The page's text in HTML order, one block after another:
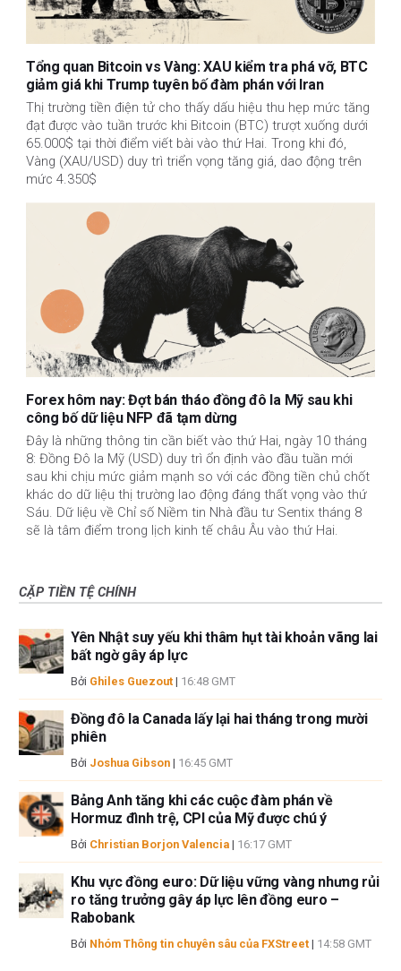
Tổng quan Bitcoin vs Vàng: XAU kiểm tra phá vỡ, BTC
giảm giá khi Trump tuyên bố đàm phán với Iran
Thị trường tiền điện tử cho thấy dấu hiệu thu hẹp mức tăng
đạt được vào tuần trước khi Bitcoin (BTC) trượt xuống dưới
65.000$ tại thời điểm viết bài vào thứ Hai. Trong khi đó,
Vàng (XAU/USD) duy trì triển vọng tăng giá, dao động trên
mức 4.350$
Forex hôm nay: Đợt bán tháo đồng đô la Mỹ sau khi
công bố dữ liệu NFP đã tạm dừng
Đây là những thông tin cần biết vào thứ Hai, ngày 10 tháng
8: Đồng Đô la Mỹ (USD) duy trì ổn định vào đầu tuần mới
sau khi chịu mức giảm mạnh so với các đồng tiền chủ chốt
khác do dữ liệu thị trường lao động đáng thất vọng vào thứ
Sáu. Dữ liệu về Chỉ số Niềm tin Nhà đầu tư Sentix tháng 8
sẽ là tâm điểm trong lịch kinh tế châu Âu vào thứ Hai.
CẶP TIỀN TỆ CHÍNH
Yên Nhật suy yếu khi thâm hụt tài khoản vãng lai
bất ngờ gây áp lực
Bởi Ghiles Guezout | 16:48 GMT
Đồng đô la Canada lấy lại hai tháng trong mười
phiên
Bởi Joshua Gibson | 16:45 GMT
Bảng Anh tăng khi các cuộc đàm phán về
Hormuz đình trệ, CPI của Mỹ được chú ý
Bởi Christian Borjon Valencia | 16:17 GMT
Khu vực đồng euro: Dữ liệu vững vàng nhưng rủi
ro tăng trưởng gây áp lực lên đồng euro –
Rabobank
Bởi Nhóm Thông tin chuyên sâu của FXStreet | 14:58 GMT